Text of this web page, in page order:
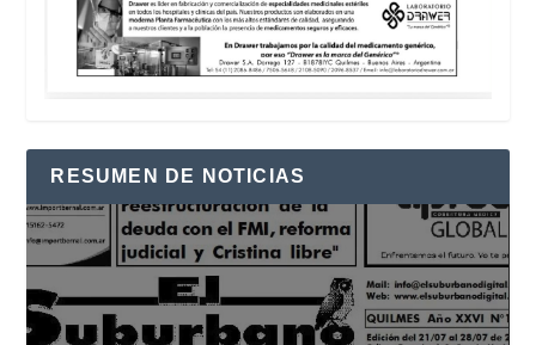
RESUMEN DE NOTICIAS
Reproductor
de
vídeo